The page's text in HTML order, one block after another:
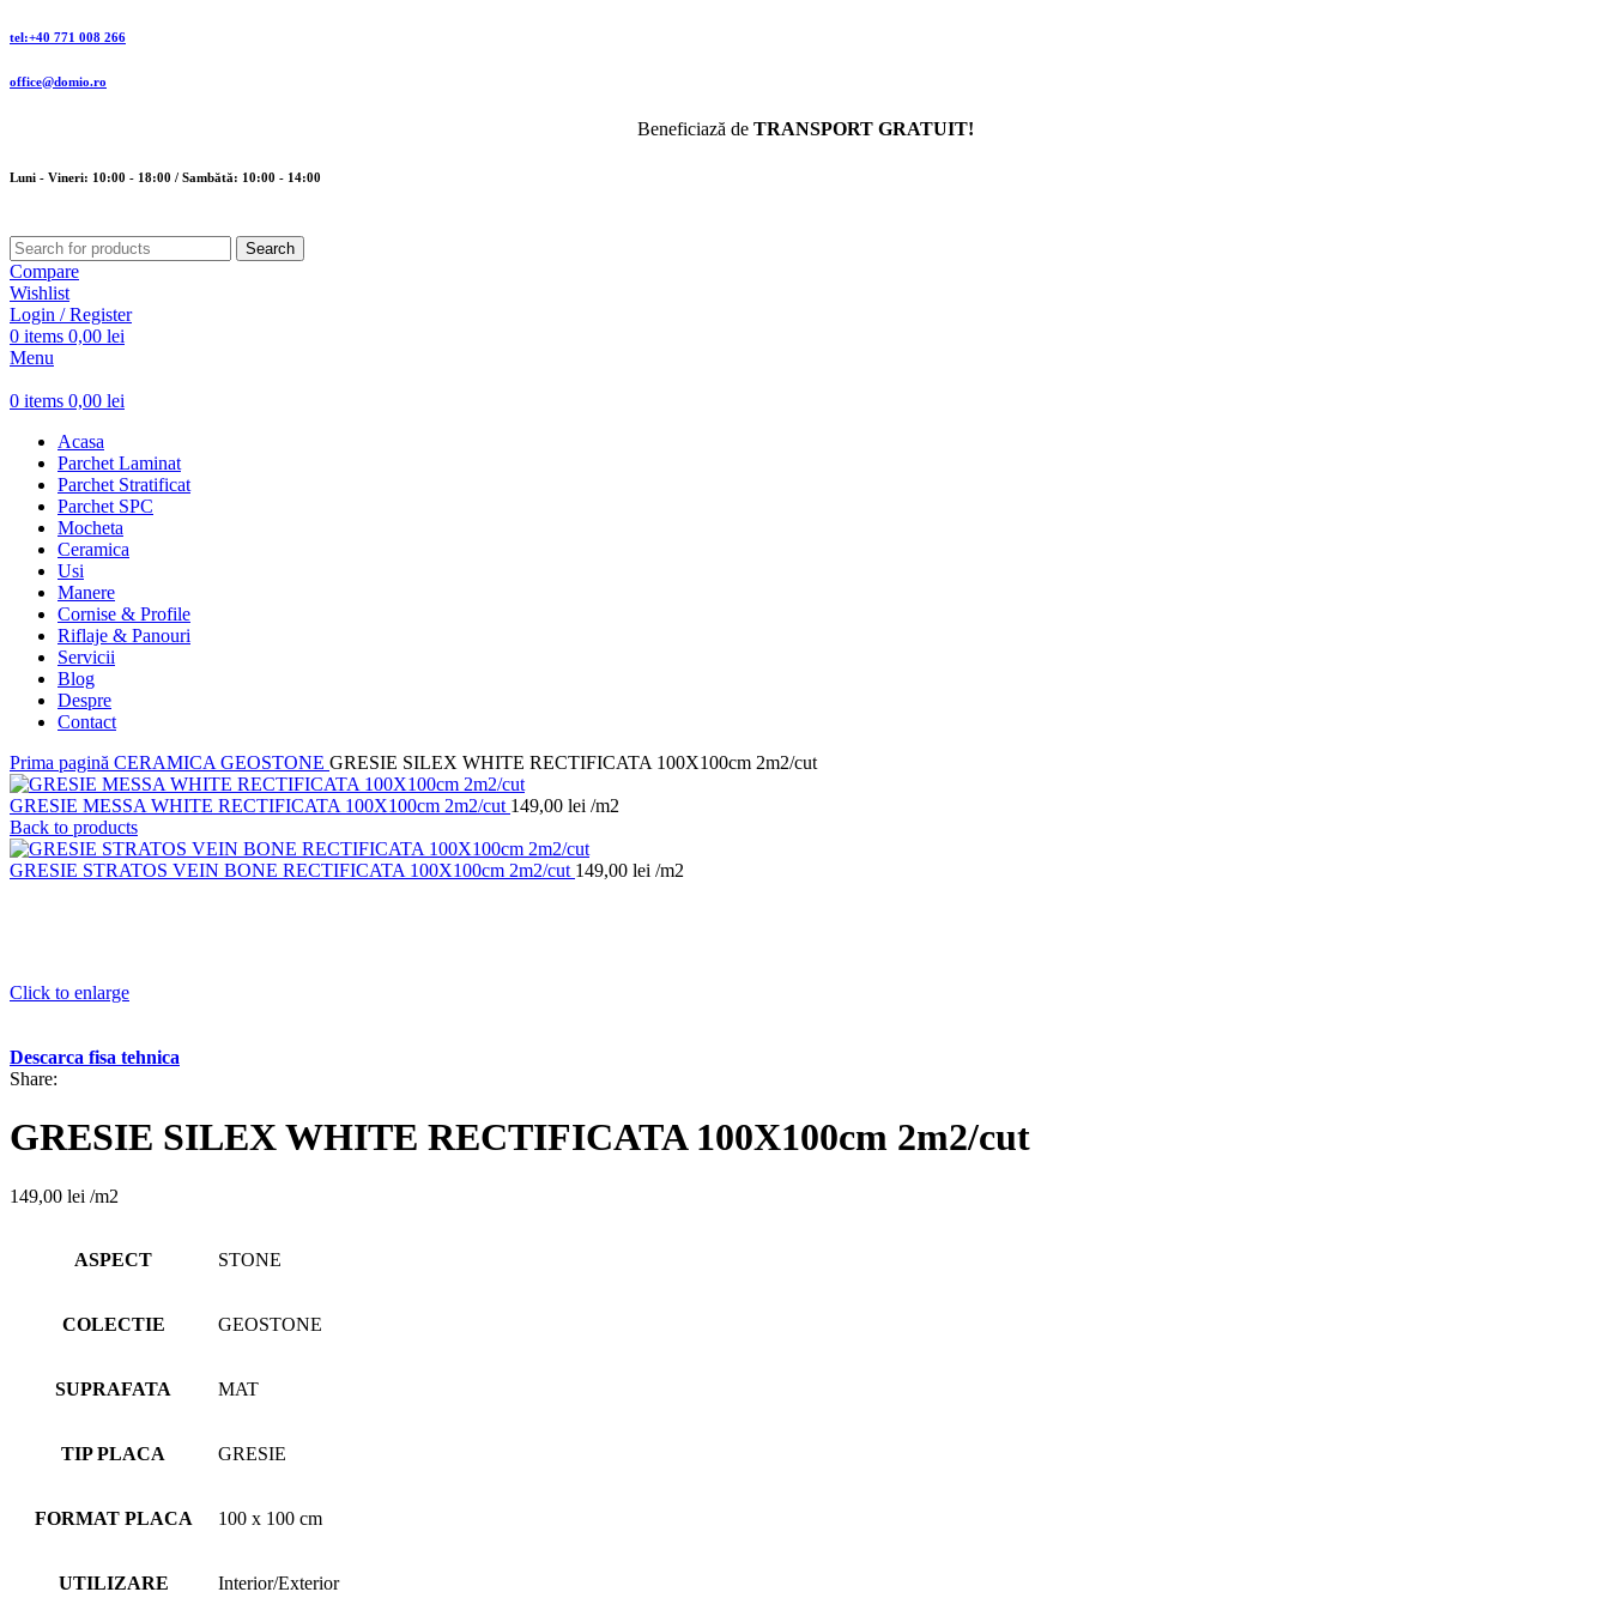
tel:+40 771 008 266
office@domio.ro
Beneficiază de TRANSPORT GRATUIT!
Luni - Vineri: 10:00 - 18:00 / Sambătă: 10:00 - 14:00
Search
Compare
Wishlist
Login / Register
0 items 0,00 lei
Menu
0 items 0,00 lei
Acasa
Parchet Laminat
Parchet Stratificat
Parchet SPC
Mocheta
Ceramica
Usi
Manere
Cornise & Profile
Riflaje & Panouri
Servicii
Blog
Despre
Contact
Prima pagină CERAMICA GEOSTONE GRESIE SILEX WHITE RECTIFICATA 100X100cm 2m2/cut
GRESIE MESSA WHITE RECTIFICATA 100X100cm 2m2/cut 149,00 lei /m2
Back to products
GRESIE STRATOS VEIN BONE RECTIFICATA 100X100cm 2m2/cut 149,00 lei /m2
Click to enlarge
Descarca fisa tehnica
Share:
GRESIE SILEX WHITE RECTIFICATA 100X100cm 2m2/cut
149,00 lei /m2
ASPECT STONE
COLECTIE GEOSTONE
SUPRAFATA MAT
TIP PLACA GRESIE
FORMAT PLACA 100 x 100 cm
UTILIZARE Interior/Exterior